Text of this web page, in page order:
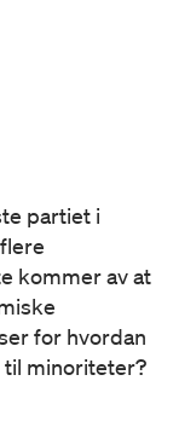
partiet i
kommer av at
for hvordan
til minoriteter?